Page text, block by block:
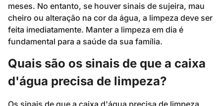
meses. No entanto, se houver sinais de sujeira, mau
cheiro ou alteração na cor da água, a limpeza deve ser
feita imediatamente. Manter a limpeza em dia é
fundamental para a saúde da sua família.
Quais são os sinais de que a caixa
d'água precisa de limpeza?
Os sinais de que a caixa d'água precisa de limpeza